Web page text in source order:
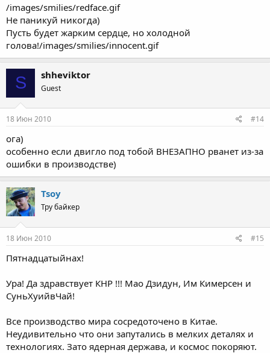
/images/smilies/redface.gif
Не паникуй никогда)
Пусть будет жарким сердце, но холодной
голова!/images/smilies/innocent.gif
S shheviktor
Guest
18 Июн 2010 #14
ога)
особенно если двигло под тобой ВНЕЗАПНО рванет из-за
ошибки в производстве)
Tsoy
Тру байкер
18 Июн 2010 #15
Пятнадцатыйнах!
Ура! Да здравствует КНР !!! Мао Дзидун, Им Кимерсен и
СуньХуийвЧай!
Все производство мира сосредоточено в Китае.
Неудивительно что они запутались в мелких деталях и
технологиях. Зато ядерная держава, и космос покоряют.